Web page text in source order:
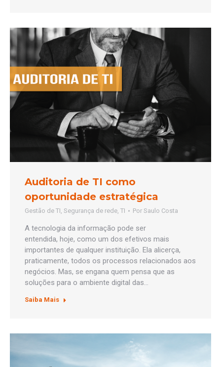
Auditoria de TI como
oportunidade estratégica
Gestão de TI, Segurança de rede, TI Por Saulo Costa
A tecnologia da informação pode ser
entendida, hoje, como um dos efetivos mais
importantes de qualquer instituição. Ela alicerça,
praticamente, todos os processos relacionados aos
negócios. Mas, se engana quem pensa que as
soluções para o ambiente digital das…
Saiba Mais